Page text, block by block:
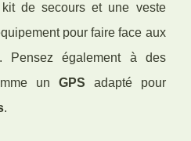
de secours et une veste
pour faire face aux
. Pensez également à des
un GPS adapté pour
.